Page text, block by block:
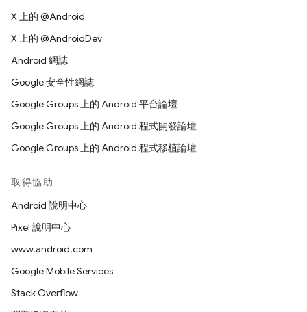
X 上的 @Android
X 上的 @AndroidDev
Android 網誌
Google 安全性網誌
Google Groups 上的 Android 平台論壇
Google Groups 上的 Android 程式開發論壇
Google Groups 上的 Android 程式移植論壇
取得協助
Android 說明中心
Pixel 說明中心
www.android.com
Google Mobile Services
Stack Overflow